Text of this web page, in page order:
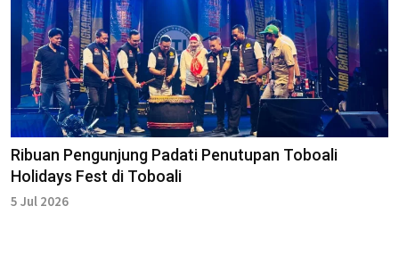
Ribuan Pengunjung Padati Penutupan Toboali
Holidays Fest di Toboali
5 Jul 2026